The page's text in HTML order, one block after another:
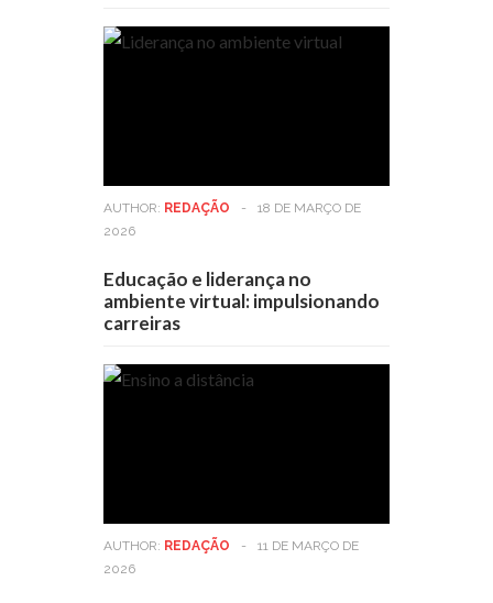
AUTHOR: REDAÇÃO -
18 DE MARÇO DE
2026
Educação e liderança no
ambiente virtual: impulsionando
carreiras
AUTHOR: REDAÇÃO -
11 DE MARÇO DE
2026